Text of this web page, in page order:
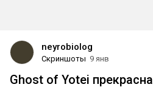
neyrobiolog
Скриншоты 9 янв
Ghost of Yotei прекрасна